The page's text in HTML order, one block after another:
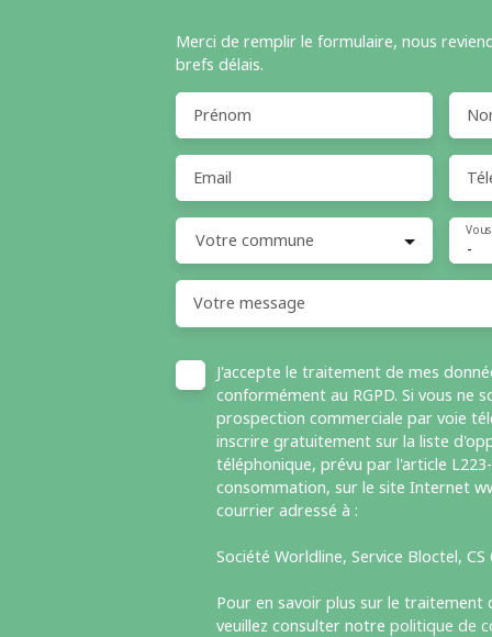
Merci de remplir le formulaire, nous
brefs délais.
Prénom
Email
Votre commune -
Votre message
J'accepte le traitement de mes
conformément au RGPD. Si vous ne
prospection commerciale par voie
inscrire gratuitement sur la liste
téléphonique, prévu par l'article
consommation, sur le site Internet
courrier adressé à :
Société Worldline, Service Bloctel, CS
Pour en savoir plus sur le traitement
veuillez consulter notre politique de